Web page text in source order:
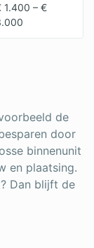
1.400 – €
de
door
binnenunit
en plaatsing.
Dan blijft de